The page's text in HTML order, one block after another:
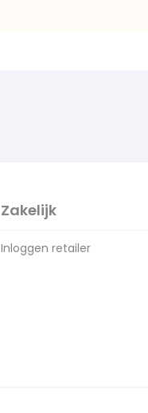
Zakelijk
Inloggen retailer